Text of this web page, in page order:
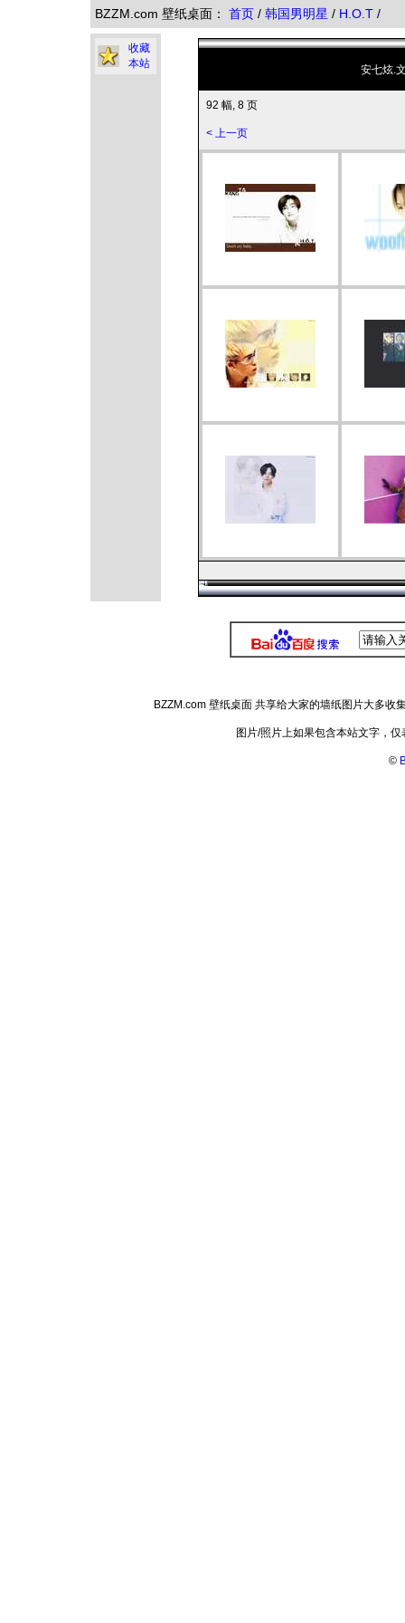
BZZM.com 壁纸桌面： 首页 / 韩国男明星 / H.O.T /
收藏
本站
安七炫.
92 幅, 8 页
< 上一页
BZZM.com 壁纸桌面 共享给大家的墙纸图片大多
图片/照片上如果包含本站文字，
©